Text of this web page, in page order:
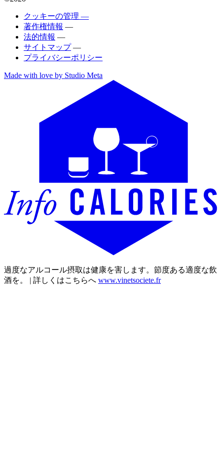
クッキーの管理 —
著作権情報 —
法的情報 —
サイトマップ —
プライバシーポリシー
Made with love by Studio Meta
過度なアルコール摂取は健康を害します。節度ある適度な飲
酒を。 | 詳しくはこちらへ www.vinetsociete.fr